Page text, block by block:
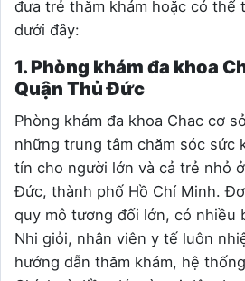
đưa trẻ thăm khám hoặc có thể
dưới đây:
1. Phòng khám đa khoa
Quận Thủ Đức
Phòng khám đa khoa Chac cơ
những trung tâm chăm sóc sức
tín cho người lớn và cả trẻ nhỏ
Đức, thành phố Hồ Chí Minh.
quy mô tương đối lớn, có nhiều
Nhi giỏi, nhân viên y tế luôn
hướng dẫn thăm khám, hệ